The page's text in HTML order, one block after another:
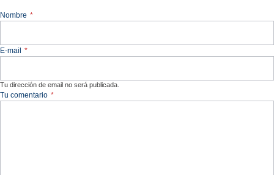
Nombre *
E-mail *
Tu dirección de email no será publicada.
Tu comentario *